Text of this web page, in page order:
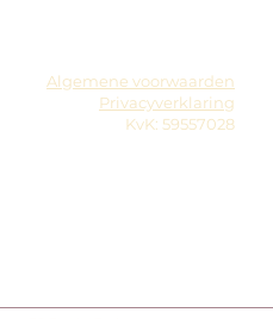
Algemene voorwaarden
Privacyverklaring
KvK: 59557028